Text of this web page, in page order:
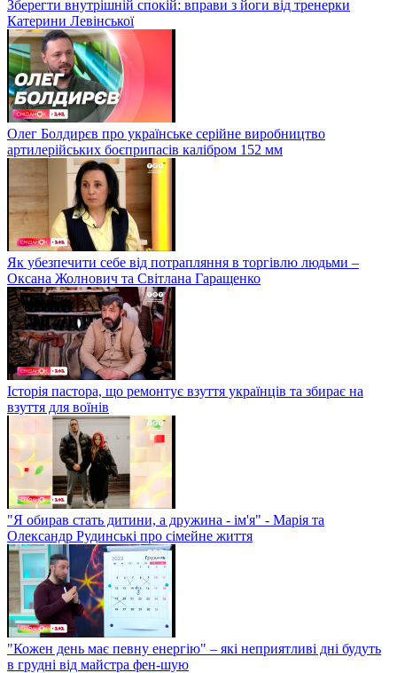
Зберегти внутрішній спокій: вправи з йоги від тренерки
Катерини Левінської
Олег Болдирєв про українське серійне виробництво
артилерійських боєприпасів калібром 152 мм
Як убезпечити себе від потрапляння в торгівлю людьми –
Оксана Жолнович та Світлана Гаращенко
Історія пастора, що ремонтує взуття українців та збирає на
взуття для воїнів
"Я обирав стать дитини, а дружина - ім'я" - Марія та
Олександр Рудинські про сімейне життя
"Кожен день має певну енергію" – які неприятливі дні будуть
в грудні від майстра фен-шую